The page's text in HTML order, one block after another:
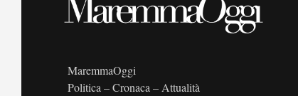
MaremmaOggi
Politica – Cronaca – Attualità